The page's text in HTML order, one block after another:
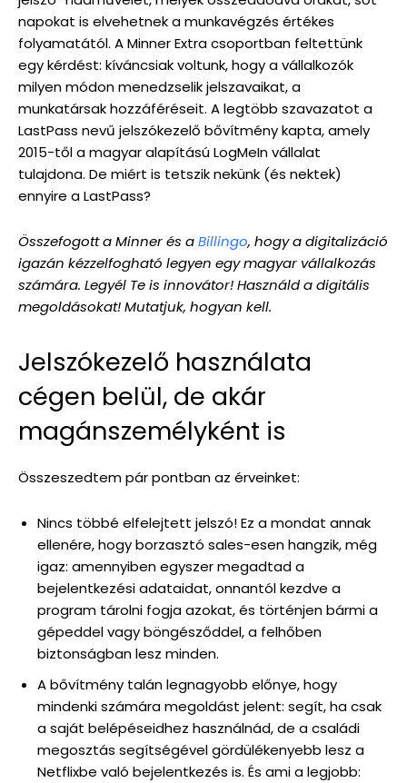
napokat is elvehetnek a munkavégzés értékes
folyamatától. A Minner Extra csoportban feltettünk
egy kérdést: kíváncsiak voltunk, hogy a vállalkozók
milyen módon menedzselik jelszavaikat, a
munkatársak hozzáféréseit. A legtöbb szavazatot a
LastPass nevű jelszókezelő bővítmény kapta, amely
2015-től a magyar alapítású LogMeIn vállalat
tulajdona. De miért is tetszik nekünk (és nektek)
ennyire a LastPass?
Összefogott a Minner és aBillingo, hogy a digitalizáció
igazán kézzelfogható legyen egy magyar vállalkozás
számára. Legyél Te is innovátor! Használd a digitális
megoldásokat! Mutatjuk, hogyan kell.
Jelszókezelő használata
cégen belül, de akár
magánszemélyként is
Összeszedtem pár pontban az érveinket:
Nincs többé elfelejtett jelszó! Ez a mondat annak
ellenére, hogy borzasztó sales-esen hangzik, még
igaz: amennyiben egyszer megadtad a
bejelentkezési adataidat, onnantól kezdve a
program tárolni fogja azokat, és történjen bármi a
gépeddel vagy böngésződdel, a felhőben
biztonságban lesz minden.
A bővítmény talán legnagyobb előnye, hogy
mindenki számára megoldást jelent: segít, ha csak
a saját belépéseidhez használnád, de a családi
megosztás segítségével gördülékenyebb lesz a
Netflixbe való bejelentkezés is. És ami a legjobb: